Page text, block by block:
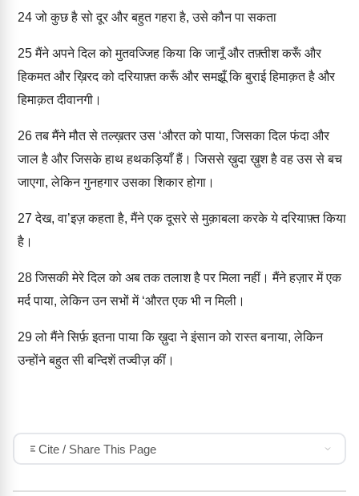
24जो कुछ है सो दूर और बहुत गहरा है, उसे कौन पा सकता
25मैंने अपने दिल को मुतवज्जिह किया कि जानूँ और तफ़्तीश करूँ और
हिकमत और ख़िरद को दरियाफ़्त करूँ और समझूँ कि बुराई हिमाक़त है और
हिमाक़त दीवानगी।
26तब मैंने मौत से तल्ख़तर उस ‘औरत को पाया, जिसका दिल फंदा और
जाल है और जिसके हाथ हथकड़ियाँ हैं। जिससे ख़ुदा ख़ुश है वह उस से बच
जाएगा, लेकिन गुनहगार उसका शिकार होगा।
27 देख, वा’इज़ कहता है, मैंने एक दूसरे से मुक़ाबला करके ये दरियाफ़्त किया
है।
28जिसकी मेरे दिल को अब तक तलाश है पर मिला नहीं। मैंने हज़ार में एक
मर्द पाया, लेकिन उन सभों में ‘औरत एक भी न मिली।
29लो मैंने सिर्फ़ इतना पाया कि ख़ुदा ने इंसान को रास्त बनाया, लेकिन
उन्होंने बहुत सी बन्दिशें तज्वीज़ कीं।
Cite / Share This Page